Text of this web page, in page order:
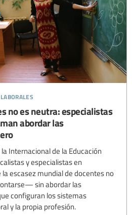
no es neutra: especialistas
abordar las
Internacional de la Educación
y especialistas en
escasez mundial de docentes no
sin abordar las
configuran los sistemas
y la propia profesión.